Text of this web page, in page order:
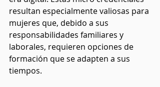
resultan especialmente valiosas para
mujeres que, debido a sus
responsabilidades familiares y
laborales, requieren opciones de
formación que se adapten a sus
tiempos.